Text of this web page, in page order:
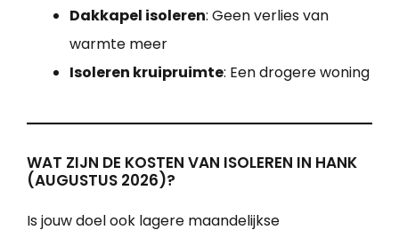
Dakkapel isoleren: Geen verlies van
warmte meer
Isoleren kruipruimte: Een drogere woning
WAT ZIJN DE KOSTEN VAN ISOLEREN IN HANK
(AUGUSTUS 2026)?
Is jouw doel ook lagere maandelijkse